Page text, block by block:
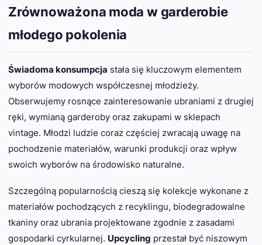
Zrównoważona moda w garderobie
młodego pokolenia
Świadoma konsumpcja stała się kluczowym elementem
wyborów modowych współczesnej młodzieży.
Obserwujemy rosnące zainteresowanie ubraniami z drugiej
ręki, wymianą garderoby oraz zakupami w sklepach
vintage. Młodzi ludzie coraz częściej zwracają uwagę na
pochodzenie materiałów, warunki produkcji oraz wpływ
swoich wyborów na środowisko naturalne.
Szczególną popularnością cieszą się kolekcje wykonane z
materiałów pochodzących z recyklingu, biodegradowalne
tkaniny oraz ubrania projektowane zgodnie z zasadami
gospodarki cyrkularnej. Upcycling przestał być niszowym